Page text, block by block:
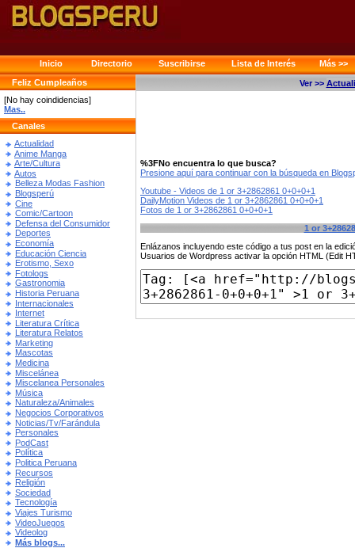
Inicio Directorio Suscribirse Lista de Interés
Más >>
Feliz Cumpleaños
[No hay coindidencias]
Mas..
Canales
Actualidad
Anime Manga
Arte/Cultura
Autos
Belleza Modas Fashion
Blogsperú
Cine
Comic/Cartoon
Defensa del Consumidor
Deportes
Economía
Educación Ciencia
Erotismo, Sexo
Fotologs
Gastronomia
Historia Peruana
Internacionales
Internet
Literatura Crítica
Literatura Relatos
Marketing
Mascotas
Medicina
Miscelánea
Miscelanea Personales
Música
Naturaleza/Animales
Negocios Corporativos
Noticias/Tv/Farándula
Personales
PodCast
Política
Politica Peruana
Recursos
Religión
Sociedad
Tecnología
Viajes Turismo
VideoJuegos
Videolog
Más blogs...
Ver >>
%3FNo encuentra lo que busca?
Presione aquí para continuar con la búsqueda en
Youtube - Videos de 1 or 3+2862861 0+0+0+1
DailyMotion Videos de 1 or 3+2862861 0+0+0+1
Fotos de 1 or 3+2862861 0+0+0+1
1 or
Enlázanos incluyendo este código a tus post en la
Usuarios de Wordpress activar la opción HTML (Edit